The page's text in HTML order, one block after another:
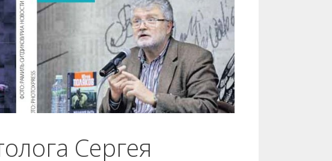
Сергея